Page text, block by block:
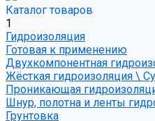
Каталог товаров
1
Гидроизоляция
Готовая к применению
Двухкомпонентная
Жёсткая гидроизоляция \
Проникающая
Шнур, полотна и ленты
Грунтовка